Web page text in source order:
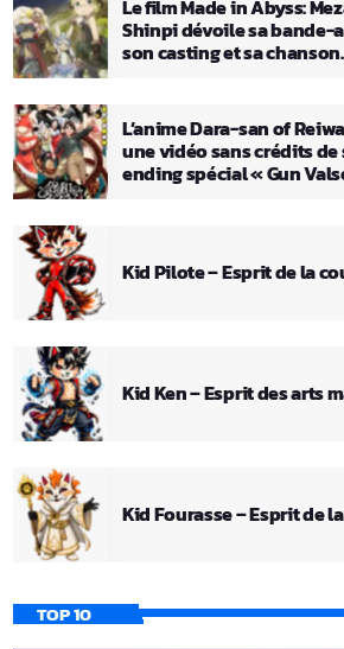
Le film Made in Abyss:
Shinpi dévoile sa bande-
son casting et sa chanson
L’anime Dara-san of
une vidéo sans crédits de
ending spécial « Gun
Kid Pilote – Esprit de la
Kid Ken – Esprit des arts
Kid Fourasse – Esprit de
TOP 10